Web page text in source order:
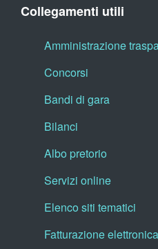
Collegamenti utili
Amministrazione
Concorsi
Bandi di gara
Bilanci
Albo pretorio
Servizi online
Elenco siti tematici
Fatturazione elettronica